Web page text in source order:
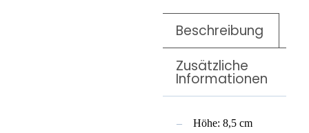
Beschreibung
Zusätzliche
Informationen
Höhe: 8,5 cm